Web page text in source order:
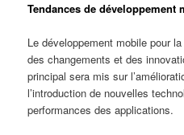
Tendances de développement
Le développement mobile pour
des changements et des
principal sera mis sur
l’introduction de nouvelles
performances des applications.